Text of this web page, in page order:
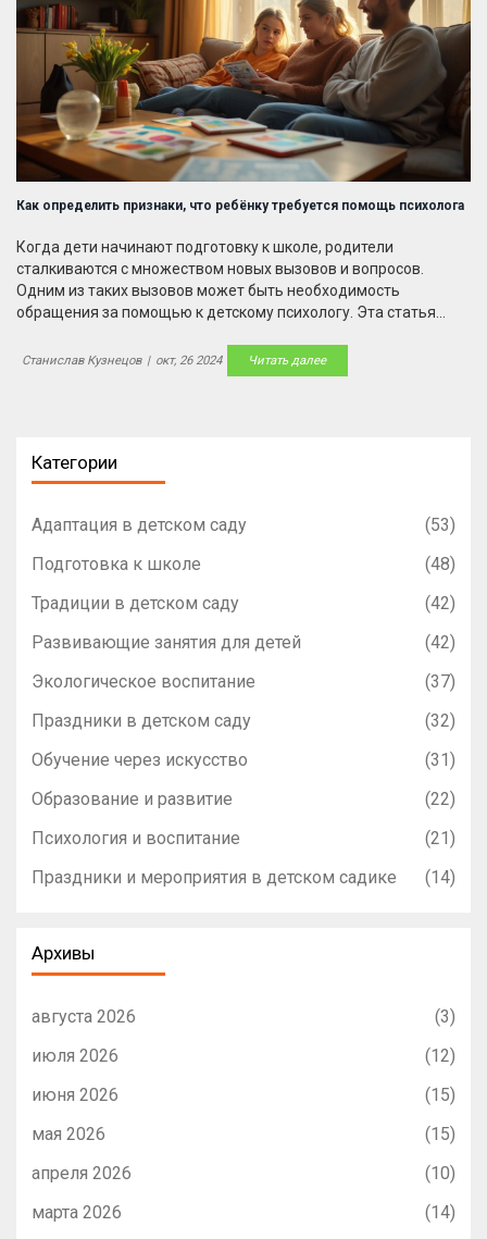
Как определить признаки, что ребёнку требуется помощь психолога
Когда дети начинают подготовку к школе, родители
сталкиваются с множеством новых вызовов и вопросов.
Одним из таких вызовов может быть необходимость
обращения за помощью к детскому психологу. Эта статья
профессиональной поддержке и как она может помочь
ребёнку в адаптации к новым условиям. В статье описаны
Станислав Кузнецов | окт, 26 2024 Читать далее
Категории
Адаптация в детском саду
(53)
Подготовка к школе
(48)
Традиции в детском саду
(42)
Развивающие занятия для детей
(42)
Экологическое воспитание
(37)
Праздники в детском саду
(32)
Обучение через искусство
(31)
Образование и развитие
(22)
Психология и воспитание
(21)
Праздники и мероприятия в детском садике
(14)
Архивы
августа 2026
(3)
июля 2026
(12)
июня 2026
(15)
мая 2026
(15)
апреля 2026
(10)
марта 2026
(14)